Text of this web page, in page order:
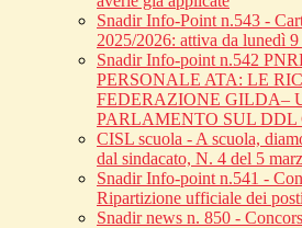
Snadir Info-Point n.543 -
2025/2026: attiva da lunedì
Snadir Info-point n.542
PERSONALE ATA: LE
FEDERAZIONE GILDA–
PARLAMENTO SUL DDL
CISL scuola - A scuola,
dal sindacato, N. 4 del 5
Snadir Info-point n.541 -
Ripartizione ufficiale dei
Snadir news n. 850 -